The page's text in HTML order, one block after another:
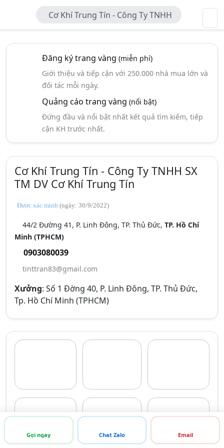
Cơ Khí Trung Tín - Công Ty TNHH
SX TM DV Cơ Khí Trung Tín
Đăng ký trang vàng (miễn phí)
Giới thiệu và tiếp cận với 250.000 nhà mua lớn và
đối tác mỗi ngày.
Quảng cáo trang vàng (nổi bật)
Đứng đầu và nổi bật nhất kết quả tìm kiếm, tiếp
cận KH trước nhất.
Cơ Khí Trung Tín - Công Ty TNHH SX
TM DV Cơ Khí Trung Tín
Được xác minh (ngày: 30/9/2022)
44/2 Đường 41, P. Linh Đông, TP. Thủ Đức, TP. Hồ Chí
Minh (TPHCM)
0903080039
tinttran83@gmail.com
Xưởng: Số 1 Đờng 40, P. Linh Đông, TP. Thủ Đức,
Tp. Hồ Chí Minh (TPHCM)
Gọi ngay Chat Zalo Email